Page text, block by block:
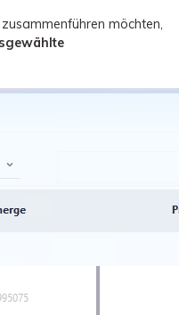
möchten,